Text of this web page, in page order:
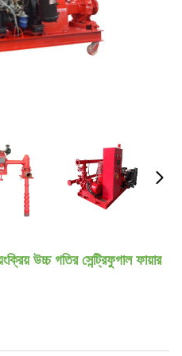
উচ্চ গতির সেন্ট্রিফুগাল ফায়ার